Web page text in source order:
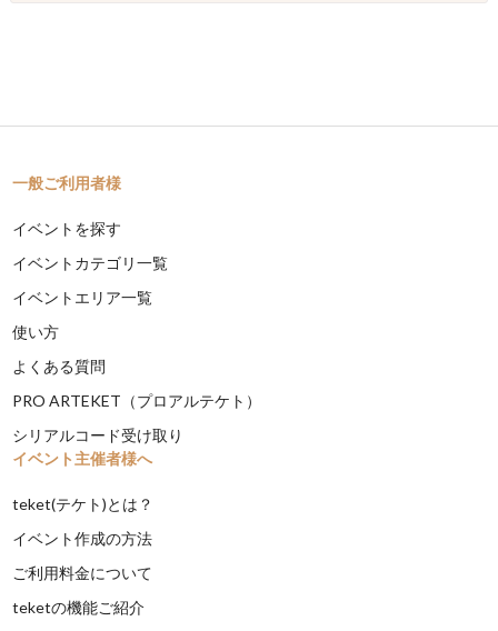
一般ご利用者様
イベントを探す
イベントカテゴリ一覧
イベントエリア一覧
使い方
よくある質問
PRO ARTEKET（プロアルテケト）
シリアルコード受け取り
イベント主催者様へ
teket(テケト)とは？
イベント作成の方法
ご利用料金について
teketの機能ご紹介